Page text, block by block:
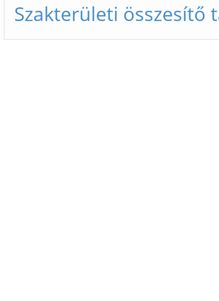
Szakterületi összesítő